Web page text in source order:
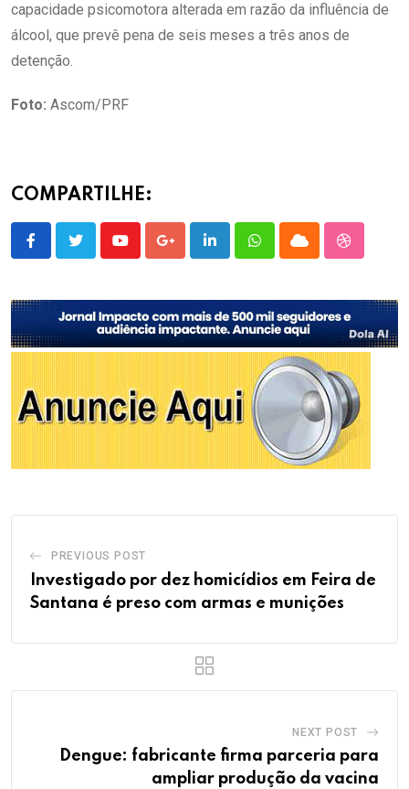
capacidade psicomotora alterada em razão da influência de
álcool, que prevê pena de seis meses a três anos de
detenção.
Foto: Ascom/PRF
COMPARTILHE:
YoutubeGoogle+LinkedInWhatsappCloud
PREVIOUS POST
Investigado por dez homicídios em Feira de
Santana é preso com armas e munições
NEXT POST
Dengue: fabricante firma parceria para
ampliar produção da vacina